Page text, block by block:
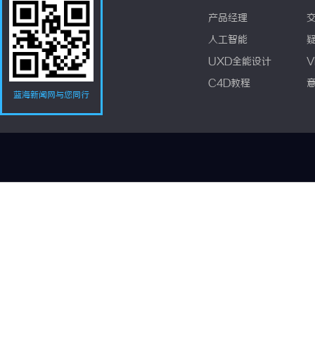
蓝海新闻网与您同行
产品经理
人工智能
UXD全能设计
C4D教程